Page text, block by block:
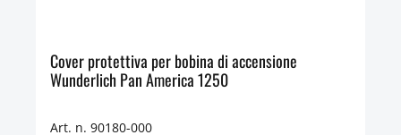
Cover protettiva per bobina di accensione
Wunderlich Pan America 1250
Art. n. 90180-000